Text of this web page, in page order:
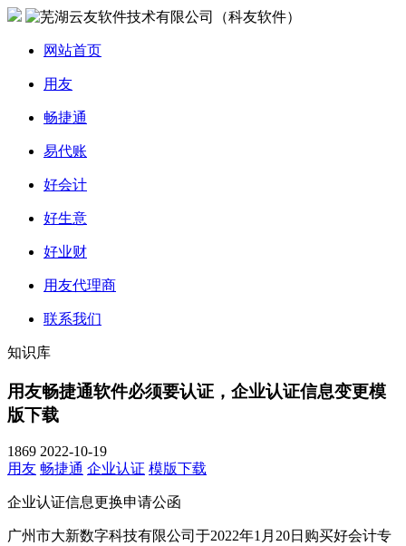
网站首页
用友
畅捷通
易代账
好会计
好生意
好业财
用友代理商
联系我们
知识库
用友畅捷通软件必须要认证，企业认证信息变更模
版下载
1869 2022-10-19
用友 畅捷通 企业认证 模版下载
企业认证信息更换申请公函
广州市大新数字科技有限公司于2022年1月20日购买好会计专